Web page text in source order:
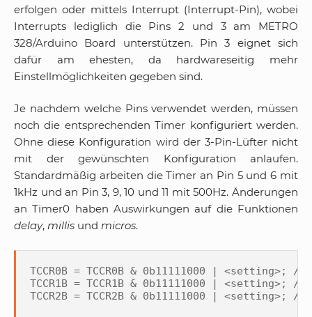
erfolgen oder mittels Interrupt (Interrupt-Pin), wobei
Interrupts lediglich die Pins 2 und 3 am METRO
328/Arduino Board unterstützen. Pin 3 eignet sich
dafür am ehesten, da hardwareseitig mehr
Einstellmöglichkeiten gegeben sind.
Je nachdem welche Pins verwendet werden, müssen
noch die entsprechenden Timer konfiguriert werden.
Ohne diese Konfiguration wird der 3-Pin-Lüfter nicht
mit der gewünschten Konfiguration anlaufen.
Standardmäßig arbeiten die Timer an Pin 5 und 6 mit
1kHz und an Pin 3, 9, 10 und 11 mit 500Hz. Änderungen
an Timer0 haben Auswirkungen auf die Funktionen
delay, millis und micros.
TCCR0B = TCCR0B & 0b11111000 | <setting>;
TCCR1B = TCCR1B & 0b11111000 | <setting>;
TCCR2B = TCCR2B & 0b11111000 | <setting>;